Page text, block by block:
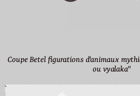
Coupe Betel figurations d'animaux
ou vyalaka"